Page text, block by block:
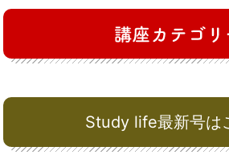
Study life最新号は